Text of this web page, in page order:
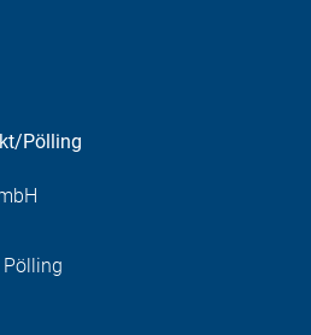
Pölling